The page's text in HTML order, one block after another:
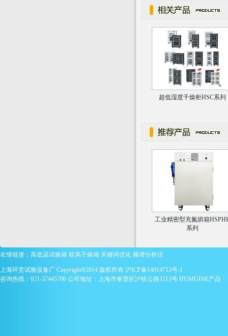
超低湿度干燥柜HSC系列
工业精密型充氮烘箱
系列
友情链接： 高低温试验箱 鼓风干燥箱 关键词优化 频谱分析仪
上海环竞试验设备厂 Copyright®2014 版权所有 沪ICP备14014713号-1
咨询热线：021-57445700 公司地址：上海市奉贤区沪杭公路3213号 HUMGINE产品：